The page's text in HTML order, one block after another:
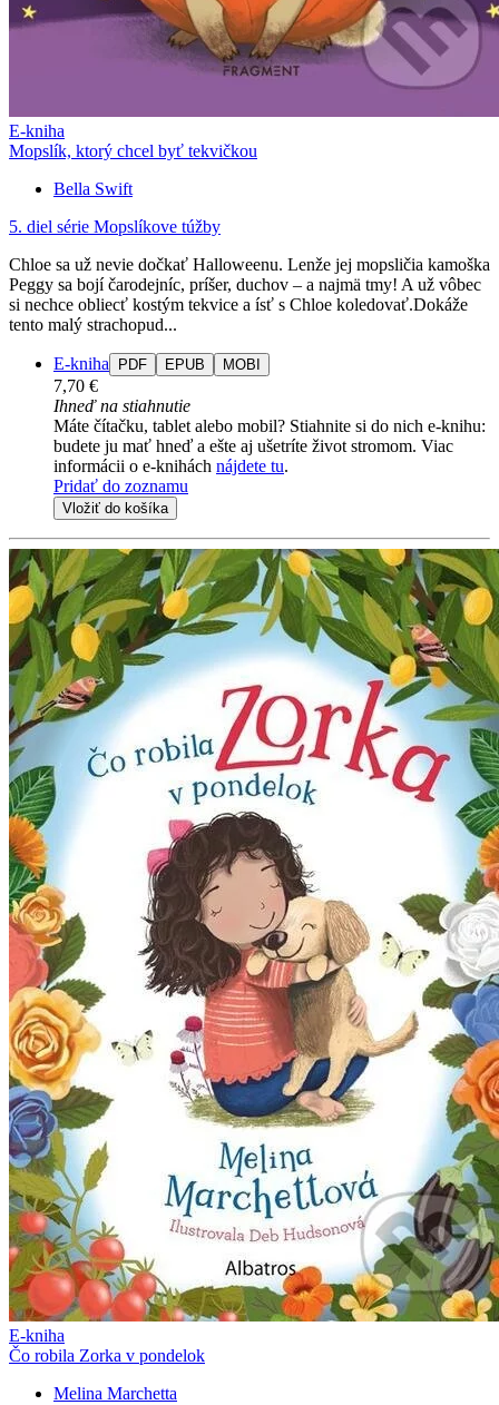
E-kniha
Mopslík, ktorý chcel byť tekvičkou
Bella Swift
5. diel série Mopslíkove túžby
Chloe sa už nevie dočkať Halloweenu. Lenže jej mopsličia kamoška
Peggy sa bojí čarodejníc, príšer, duchov – a najmä tmy! A už vôbec
si nechce obliecť kostým tekvice a ísť s Chloe koledovať.Dokáže
tento malý strachopud...
E-kniha PDF EPUB MOBI
7,70 €
Ihneď na stiahnutie
Máte čítačku, tablet alebo mobil? Stiahnite si do nich e-knihu:
budete ju mať hneď a ešte aj ušetríte život stromom. Viac
informácii o e-knihách nájdete tu.
Pridať do zoznamu
Vložiť do košíka
E-kniha
Čo robila Zorka v pondelok
Melina Marchetta